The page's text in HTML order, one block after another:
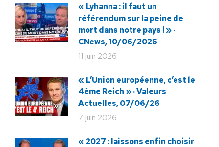
« Lyhanna : il faut un
référendum sur la peine de
mort dans notre pays ! » ·
CNews, 10/06/2026
11 juin 2026
« L’Union européenne, c’est le
4ème Reich » · Valeurs
Actuelles, 07/06/26
7 juin 2026
« 2027 : laissons enfin choisir